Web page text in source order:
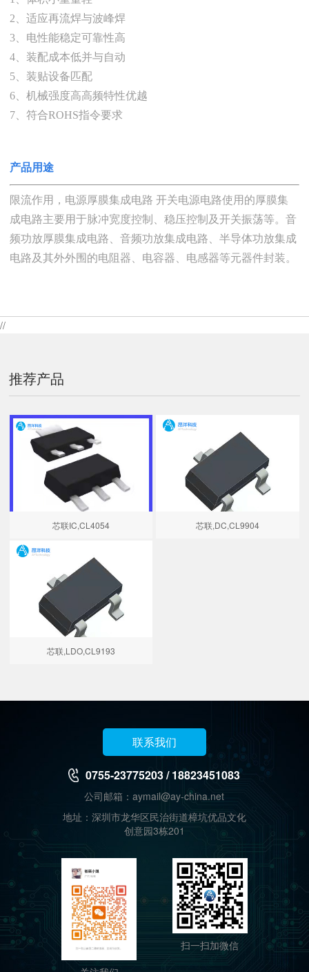
2、适应再流焊与波峰焊
3、电性能稳定可靠性高
4、装配成本低并与自动
5、装贴设备匹配
6、机械强度高高频特性优越
7、符合ROHS指令要求
产品用途
限流作用，电源厚膜集成电路 开关电源电路使用的厚膜集
成电路主要用于脉冲宽度控制、稳压控制及开关振荡等。音
频功放厚膜集成电路、音频功放集成电路、半导体功放集成
电路及其外外围的电阻器、电容器、电感器等元器件封装。
//
推荐产品
芯联IC,CL4054 芯联,DC,CL9904
芯联,LDO,CL9193
联系我们
0755-23775203 / 18823451083
公司邮箱：aymail@ay-china.net
地址：深圳市龙华区民治街道樟坑优品文化
创意园3栋201
扫一扫加微信